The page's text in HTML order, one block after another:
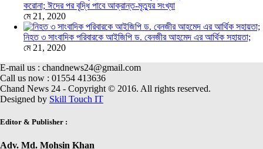
করোনা; ঈদের পর বৃদ্ধি পাবে আক্রান্ত-মৃত্যুর সংখ্যা
মে 21, 2020
নিহত ৩ সাংবাদিক পরিবারকে আইজিপি ড. বেনজীর আহমেদ এর আর্থিক সহায়তা;
মে 21, 2020
E-mail us : chandnews24@gmail.com
Call us now : 01554 413636
Chand News 24 - Copyright © 2016. All rights reserved.
Designed by Skill Touch IT
Editor & Publisher :
Adv. Md. Mohsin Khan